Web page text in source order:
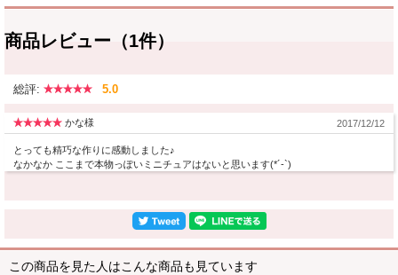
商品レビュー（1件）
総評: 5.0
かな様 2017/12/12
とっても精巧な作りに感動しました♪
なかなか ここまで本物っぽいミニチュアはないと思います(*´-`)
この商品を見た人はこんな商品も見ています